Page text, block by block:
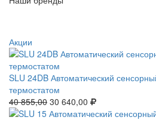
Акции
SLU 24DB Автоматический
термостатом
40 855,00 30 640,00